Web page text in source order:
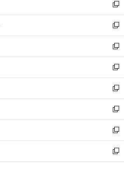
く
で
開
く
ィ
ン
ド
ウ
で
開
く
い
ウ
ィ
ン
ド
ウ
で
開
く
新
し
い
ウ
ィ
ン
ド
ウ
で
開
く
新
し
い
ウ
ィ
ン
ド
ウ
で
開
く
新
し
い
ウ
ィ
ン
ド
ウ
で
開
く
新
し
い
ウ
ィ
ン
ド
ウ
で
開
新
し
い
ウ
ィ
ン
ド
ウ
新
し
い
ウ
ィ
ン
新
し
い
ウ
新
し